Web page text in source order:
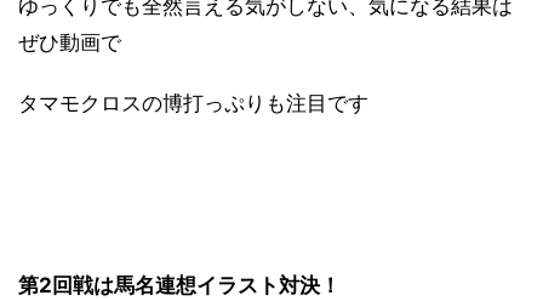
ゆっくりでも全然言える気がしない、気になる結果は
ぜひ動画で
タマモクロスの博打っぷりも注目です
第2回戦は馬名連想イラスト対決！